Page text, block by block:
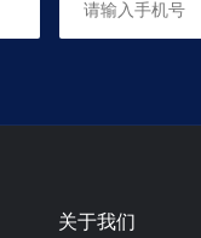
关于我们